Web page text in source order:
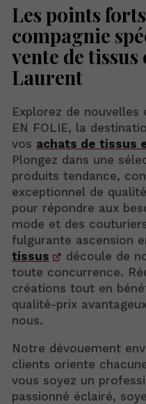
Les points
compagnie
vente de
Laurent
Explorez de nouvelles
EN FOLIE, la
vos achats de tissus
Plongez dans une
produits tendance,
exceptionnel de
pour répondre aux
mode et des
fulgurante ascension
tissus
découle de
toute concurrence.
créations tout en
qualité-prix
nous.
Notre dévouement
clients oriente
vous soyez un
passionné éclairé,